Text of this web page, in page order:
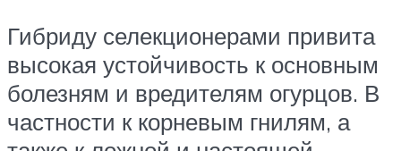
Гибриду селекционерами привита
высокая устойчивость к основным
болезням и вредителям огурцов. В
частности к корневым гнилям, а